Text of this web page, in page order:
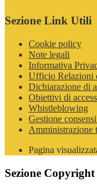
Sezione Link Utili
Cookie policy
Note legali
Informativa
Ufficio Relazioni
Dichiarazione di
Obiettivi di
Whistleblowing
Gestione
Amministrazione
Pagina
Sezione Copyright